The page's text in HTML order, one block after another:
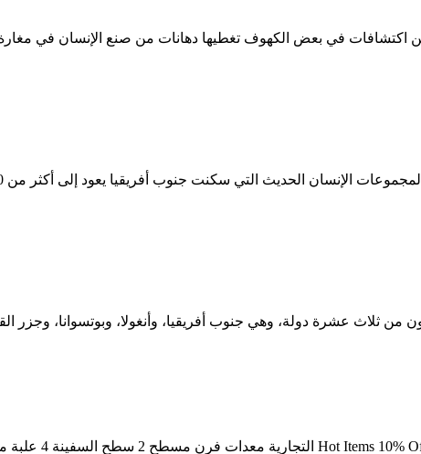
من ثلاث عشرة دولة، وهي جنوب أفريقيا، وأنغولا، وبوتسوانا،